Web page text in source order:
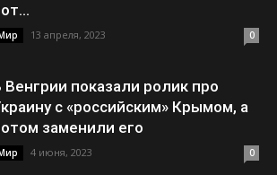
13 апреля, 2023 0
Венгрии показали ролик про
с «российским» Крымом, а
заменили его
4 июня, 2023 0